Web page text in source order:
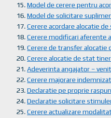
Model de cerere pentru
Model de solicitare
Cerere acordare alocatie
Cerere modificari aferente
Cerere de transfer alocatie
Cerere alocatie de stat
Adeverinta angajator –
Cerere majorare
Declaratie pe proprie
Declaratie solicitare
Cerere actualizare